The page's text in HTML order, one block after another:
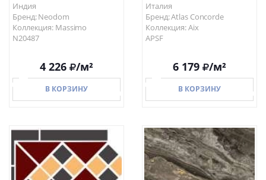
Индия
Бренд: Neodom
Коллекция: Massimo
N20487
4 226 /м²
В КОРЗИНУ
В КОРЗИНУ
Италия
Бренд: Atlas Concorde
Коллекция: Aix
APSF
6 179 /м²
В КОРЗИНУ
В КОРЗИНУ